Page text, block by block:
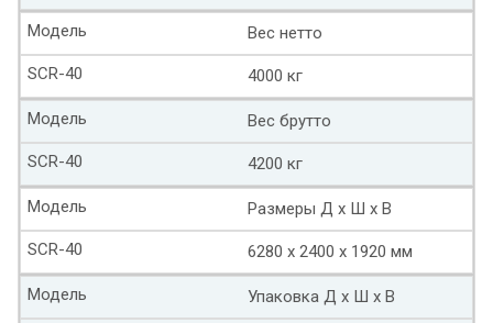
Вес нетто
Модель
4000 кг
SCR-40
Вес брутто
Модель
4200 кг
SCR-40
Размеры Д x Ш x В
Модель
6280 х 2400 х 1920 мм
SCR-40
Упаковка Д x Ш x В
Модель